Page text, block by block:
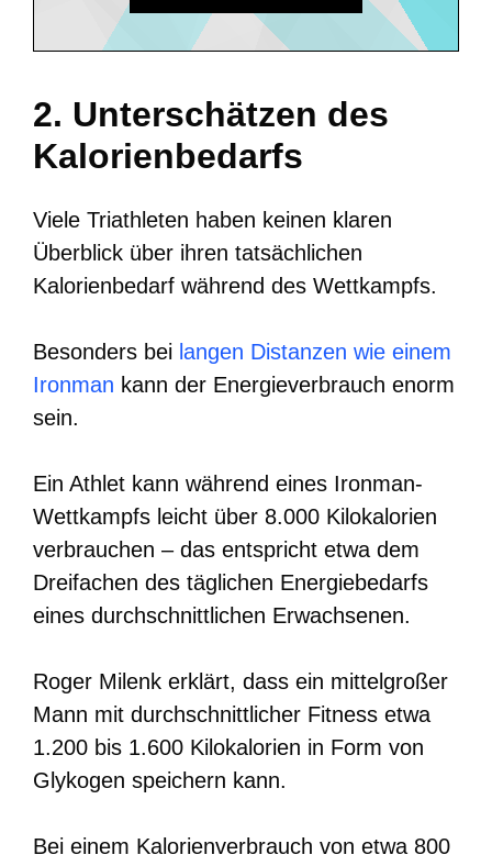
2. Unterschätzen des
Kalorienbedarfs
Viele Triathleten haben keinen klaren
Überblick über ihren tatsächlichen
Kalorienbedarf während des Wettkampfs.
Besonders bei langen Distanzen wie einem
Ironman kann der Energieverbrauch enorm
sein.
Ein Athlet kann während eines Ironman-
Wettkampfs leicht über 8.000 Kilokalorien
verbrauchen – das entspricht etwa dem
Dreifachen des täglichen Energiebedarfs
eines durchschnittlichen Erwachsenen.
Roger Milenk erklärt, dass ein mittelgroßer
Mann mit durchschnittlicher Fitness etwa
1.200 bis 1.600 Kilokalorien in Form von
Glykogen speichern kann.
Bei einem Kalorienverbrauch von etwa 800